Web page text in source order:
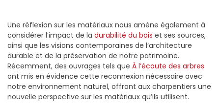
Une réflexion sur les matériaux nous amène également à
considérer l’impact de la durabilité du bois et ses sources,
ainsi que les visions contemporaines de l’architecture
durable et de la préservation de notre patrimoine.
Récemment, des ouvrages tels que À l’écoute des arbres
ont mis en évidence cette reconnexion nécessaire avec
notre environnement naturel, offrant aux charpentiers une
nouvelle perspective sur les matériaux qu’ils utilisent.